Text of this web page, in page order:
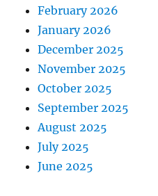
February 2026
January 2026
December 2025
November 2025
October 2025
September 2025
August 2025
July 2025
June 2025